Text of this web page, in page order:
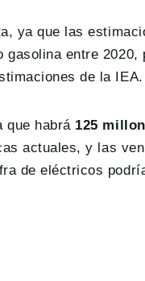
ya que las
gasolina entre
de la IEA.
que habrá125
actuales, y las
de eléctricos